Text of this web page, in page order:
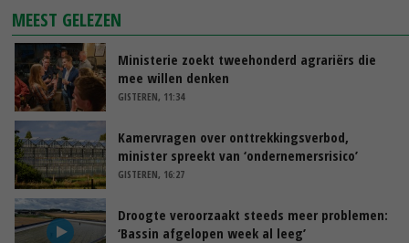
MEEST GELEZEN
Ministerie zoekt tweehonderd agrariërs die
mee willen denken
GISTEREN, 11:34
Kamervragen over onttrekkingsverbod,
minister spreekt van ‘ondernemersrisico’
GISTEREN, 16:27
Droogte veroorzaakt steeds meer problemen:
‘Bassin afgelopen week al leeg’